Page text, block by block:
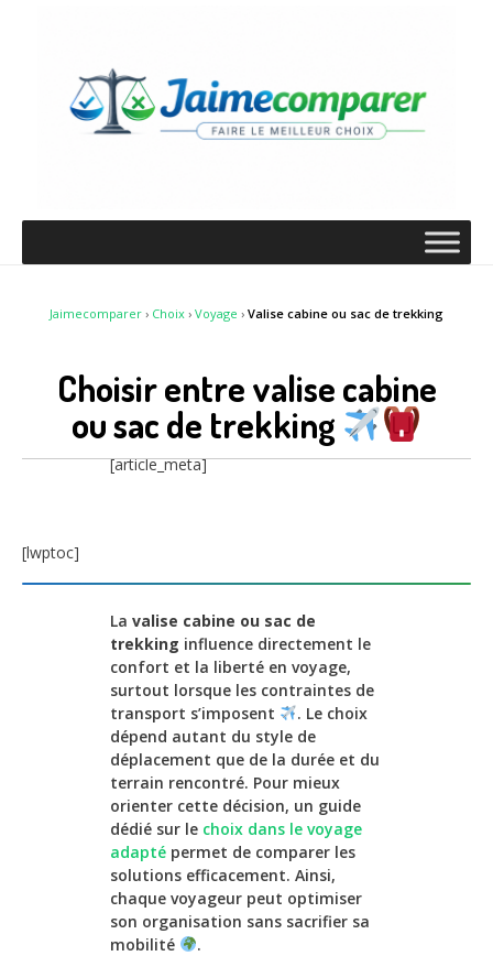
Jaimecomparer › Choix › Voyage › Valise cabine ou sac de trekking
Choisir entre valise cabine
ou sac de trekking
[article_meta]
[lwptoc]
La valise cabine ou sac de
trekking influence directement le
confort et la liberté en voyage,
surtout lorsque les contraintes de
transport s’imposent
. Le choix
dépend autant du style de
déplacement que de la durée et du
terrain rencontré. Pour mieux
orienter cette décision, un guide
dédié sur le choix dans le voyage
adapté permet de comparer les
solutions efficacement. Ainsi,
chaque voyageur peut optimiser
son organisation sans sacrifier sa
mobilité
.